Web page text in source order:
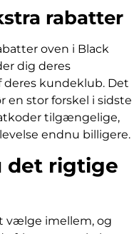
rabatter
oven i Black
dig deres
deres kundeklub. Det
en stor forskel i sidste
tilgængelige,
endnu billigere.
det rigtige
vælge imellem, og